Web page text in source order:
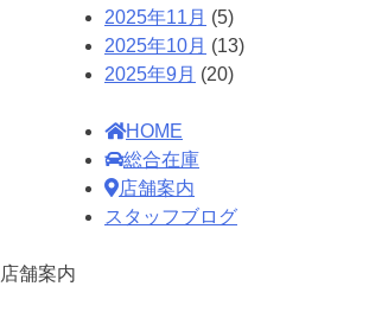
2025年11月 (5)
2025年10月 (13)
2025年9月 (20)
HOME
総合在庫
店舗案内
スタッフブログ
店舗案内